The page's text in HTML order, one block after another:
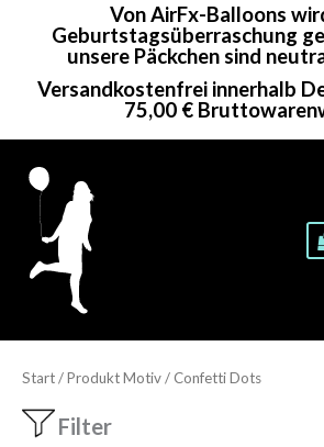
Von AirFx-Balloons
Geburtstagsüberraschung
unsere Päckchen sind
Versandkostenfrei innerhalb
75,00 €
Start/ Produkt Motiv / Confetti Dots
Filter